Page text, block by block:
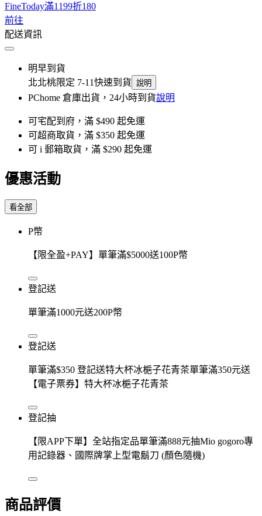
FineToday滿1199折180
前往
配送資訊
明早到貨
北北桃限定 7-11快速到貨 說明
PChome 倉庫出貨，24小時到貨說明
可宅配到府，滿 $490 起免運
可超商取貨，滿 $350 起免運
可 i 郵箱取貨，滿 $290 起免運
優惠活動
看全部
P幣
【限全盈+PAY】單筆滿$5000送100P幣
登記送
單筆滿1000元送200P幣
登記送
單筆滿$350 登記送特大杯冰梔子花青茶單筆滿350元送
【電子票券】特大杯冰梔子花青茶
登記抽
【限APP下單】全站指定品單筆滿888元抽Mio gogoro專
用記錄器、國際牌掌上型電鬍刀 (顏色隨機)
商品評價